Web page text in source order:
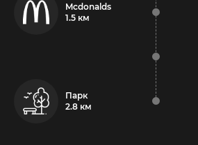
Mcdonalds
1.5 км
Парк
2.8 км